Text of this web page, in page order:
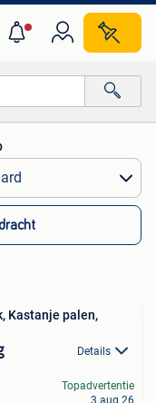
Kastanje palen,
Details
Topadvertentie